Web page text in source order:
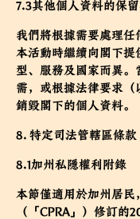
7.3其他個人資料的保
我們將根據需要處理
本活動時繼續向閣下
型、服務及國家而異
需，或根據法律要求
銷毀閣下的個人資料。
8. 特定司法管轄區條款
8.1加州私隱權利附錄
本節僅適用於加州居
（「CPRA」）修訂